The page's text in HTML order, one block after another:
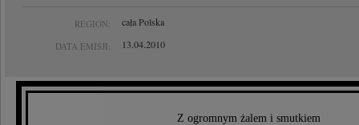
REGION: cała Polska
DATA EMISJI: 13.04.2010
Z ogromnym żalem i smutkiem